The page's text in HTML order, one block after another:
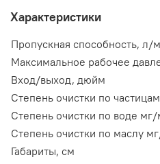
Характеристики
Пропускная способность, л/
Максимальное рабочее
Вход/выход, дюйм
Степень очистки по
Степень очистки по воде
Cтепень очистки по маслу
Габариты, см